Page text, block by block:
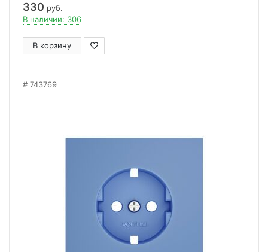
330 руб.
В наличии: 306
В корзину
743769